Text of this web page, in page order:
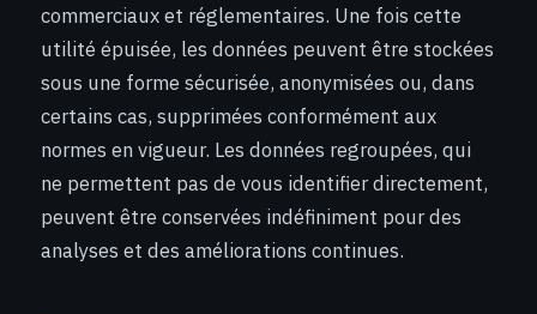
commerciaux et réglementaires. Une fois cette
utilité épuisée, les données peuvent être stockées
sous une forme sécurisée, anonymisées ou, dans
certains cas, supprimées conformément aux
normes en vigueur. Les données regroupées, qui
ne permettent pas de vous identifier directement,
peuvent être conservées indéfiniment pour des
analyses et des améliorations continues.